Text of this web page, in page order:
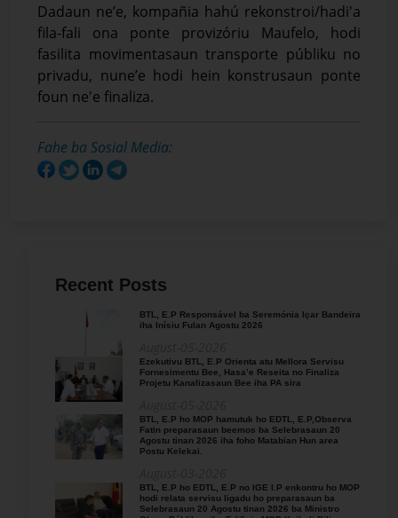
Dadaun ne’e, kompañia hahú rekonstroi/hadi'a
fila-fali ona ponte provizóriu Maufelo, hodi
fasilita movimentasaun transporte públiku no
privadu, nune’e hodi hein konstrusaun ponte
foun ne'e finaliza.
Fahe ba Sosial Media:
Recent Posts
BTL, E.P Responsável ba Seremónia Içar Bandeira
iha Inísiu Fulan Agostu 2026
Ezekutivu BTL, E.P Orienta atu Mellora Servisu
Fornesimentu Bee, Hasa’e Reseita no Finaliza
Projetu Kanalizasaun Bee iha PA sira
BTL, E.P ho MOP hamutuk ho EDTL, E.P,Observa
Fatin preparasaun beemos ba Selebrasaun 20
Agostu tinan 2026 iha foho Matabian Hun area
Postu Kelekai.
BTL, E.P ho EDTL, E.P no IGE I.P enkontru ho MOP
hodi relata servisu ligadu ho preparasaun ba
Selebrasaun 20 Agostu tinan 2026 ba Ministro